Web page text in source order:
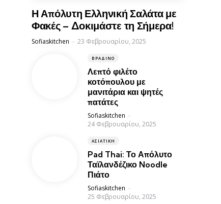
Η Απόλυτη Ελληνική Σαλάτα με
Φακές – Δοκιμάστε τη Σήμερα!
Posted
Sofiaskitchen 23 Φεβρουαρίου, 2025
ΒΡΑΔΙΝΌ
Λεπτό φιλέτο
κοτόπουλου με
μανιτάρια και ψητές
πατάτες
Posted
Sofiaskitchen
24 Φεβρουαρίου, 2025
ΑΣΙΑΤΙΚΉ
Pad Thai: Το Απόλυτο
Ταϊλανδέζικο Noodle
Πιάτο
Posted
Sofiaskitchen
25 Φεβρουαρίου, 2025